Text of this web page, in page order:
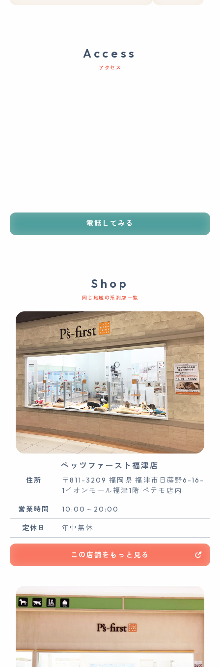
Access
アクセス
電話してみる
Shop
同じ地域の系列店一覧
ペッツファースト福津店
住所
〒811-3209 福岡県 福津市日蒔野6-16-
1イオンモール福津1階 ペテモ店内
営業時間 10:00～20:00
定休日 年中無休
この店舗をもっと見る